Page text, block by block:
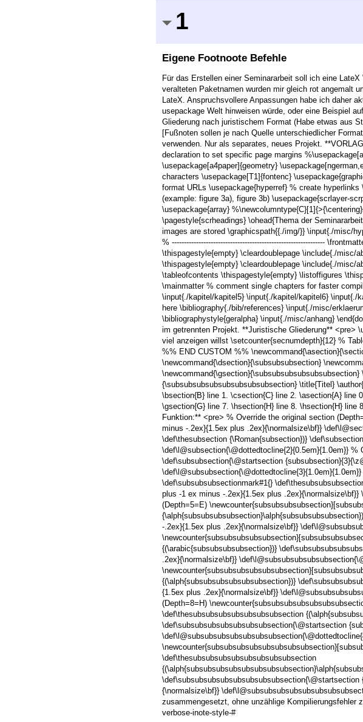
1
Eigene Footnoote Befehle
Für das Erstellen einer Seminararbeit soll ich eine
veralteten Paketnamen wurden mir gleich rot angemalt
LateX. Anspruchsvollere Anpassungen habe ich daher
usepackage Welt hinweisen würde, oder eine Beispiel
Gliederung nach juristischem Format (Habe etwas aus
[Fußnoten sollen je nach Quelle unterschiedlicher
verwenden. Nur als separates, neues Projekt.
declaration to set specific page margins
\usepackage[a4paper]{geometry}
characters \usepackage[T1]{fontenc}
format URLs \usepackage{hyperref} % create
(example: figure 3a), figure 3b) \usepackage{scrlayer-
\usepackage{array}
\pagestyle{scrheadings} \ohead{Thema der
images are stored \graphicspath{{./img/}} \input{./misc/
% ---------------------------------------------------------------
\thispagestyle{empty} \cleardoublepage \include{./misc/
\thispagestyle{empty} \cleardoublepage \include{./misc/
\tableofcontents \thispagestyle{empty} \listoffigures
\mainmatter % comment single chapters for faster
\input{./kapitel/kapitel5} \input{./kapitel/kapitel6} \input{./
here \bibliography{./bib/references} \input{./misc/
\bibliographystyle{geralpha} \input{./misc/anhang}
im getrennten Projekt. **Juristische Gliederung** <pre>
viel anzeigen willst \setcounter{secnumdepth}{12} %
%% END CUSTOM %%
\newcommand{\dsection}{\subsubsubsection}
{\subsubsubsubsubsubsubsubsection} \title{Titel}
\bsection{B} line 1. \csection{C} line 2. \asection{A} line
\gsection{G} line 7. \hsection{H} line 8. \hsection{H}
Funktion:** <pre> % Override the original section
minus -.2ex}{1.5ex plus .2ex}{\normalsize\bf}}
\def\thesubsection {\Roman{subsection})}
\def\l@subsection{\@dottedtocline{2}{0.5em}{1.0em}}
\def\subsubsection{\@startsection
\def\subsubsubsectionmark#1{}
plus -1 ex minus -.2ex}{1.5ex plus
(Depth=5=E)
-.2ex}{1.5ex plus .2ex}{\normalsize\bf}}
{(\arabic{subsubsubsubsection})}
.2ex}{\normalsize\bf}}
{(\alph{subsubsubsubsubsubsection})}
{1.5ex plus .2ex}{\normalsize\bf}}
(Depth=8=H)
\def\thesubsubsubsubsubsubsubsection
\def\subsubsubsubsubsubsubsection{\@startsection
\def\thesubsubsubsubsubsubsubsubsection
{\normalsize\bf}}
zusammengesetzt, ohne unzählige Kompilierungsfehler
verbose-inote-style-#